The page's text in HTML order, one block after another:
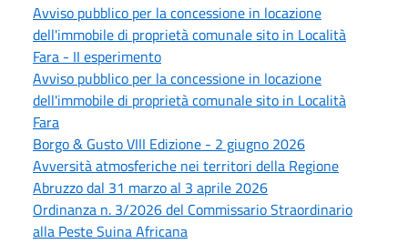
Avviso pubblico per la concessione in locazione
dell'immobile di proprietà comunale sito in Località
Fara - II esperimento
Avviso pubblico per la concessione in locazione
dell'immobile di proprietà comunale sito in Località
Fara
Borgo & Gusto VIII Edizione - 2 giugno 2026
Avversità atmosferiche nei territori della Regione
Abruzzo dal 31 marzo al 3 aprile 2026
Ordinanza n. 3/2026 del Commissario Straordinario
alla Peste Suina Africana